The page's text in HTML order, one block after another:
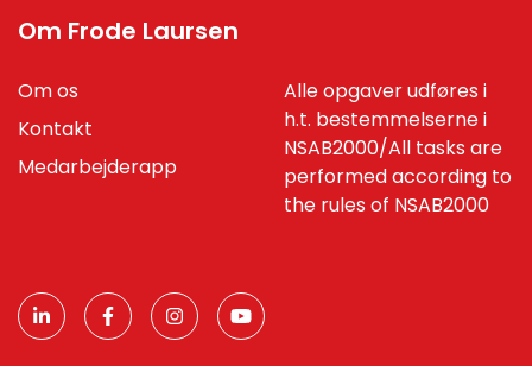
Om Frode Laursen
Om os
Kontakt
Medarbejderapp
Alle opgaver udføres i
h.t. bestemmelserne i
NSAB2000/All tasks are
performed according to
the rules of NSAB2000